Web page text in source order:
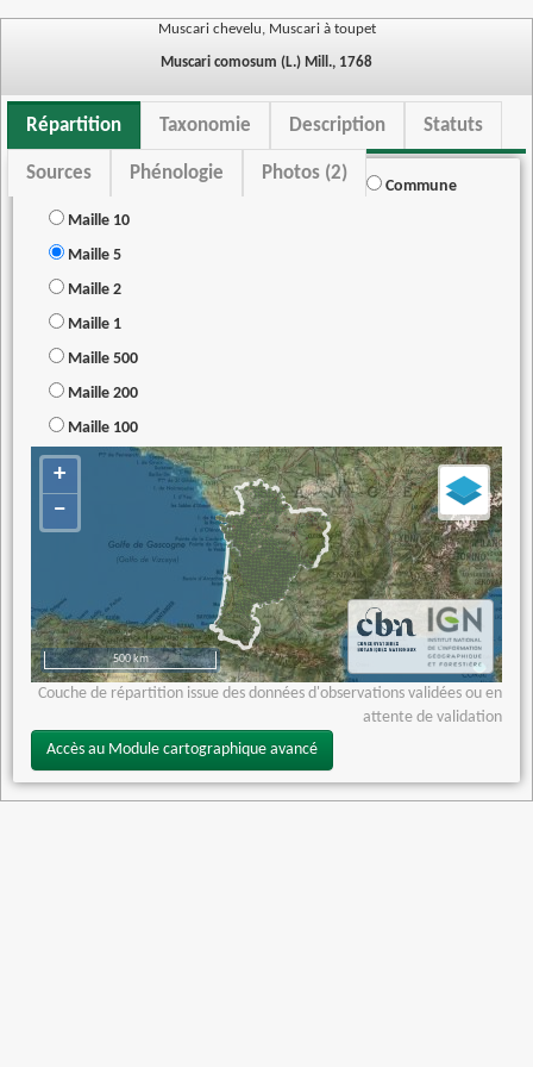
Muscari chevelu, Muscari à toupet
Muscari comosum (L.) Mill., 1768
Répartition Taxonomie Description Statuts
Sources Phénologie Photos (2)
Commune
Maille 10
Maille 5
Maille 2
Maille 1
Maille 500
Maille 200
Maille 100
+
−
500 km
Couche de répartition issue des données d'observations validées ou en
attente de validation
Accès au Module cartographique avancé